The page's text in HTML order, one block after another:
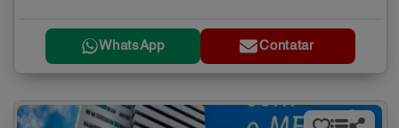
WhatsApp Contatar